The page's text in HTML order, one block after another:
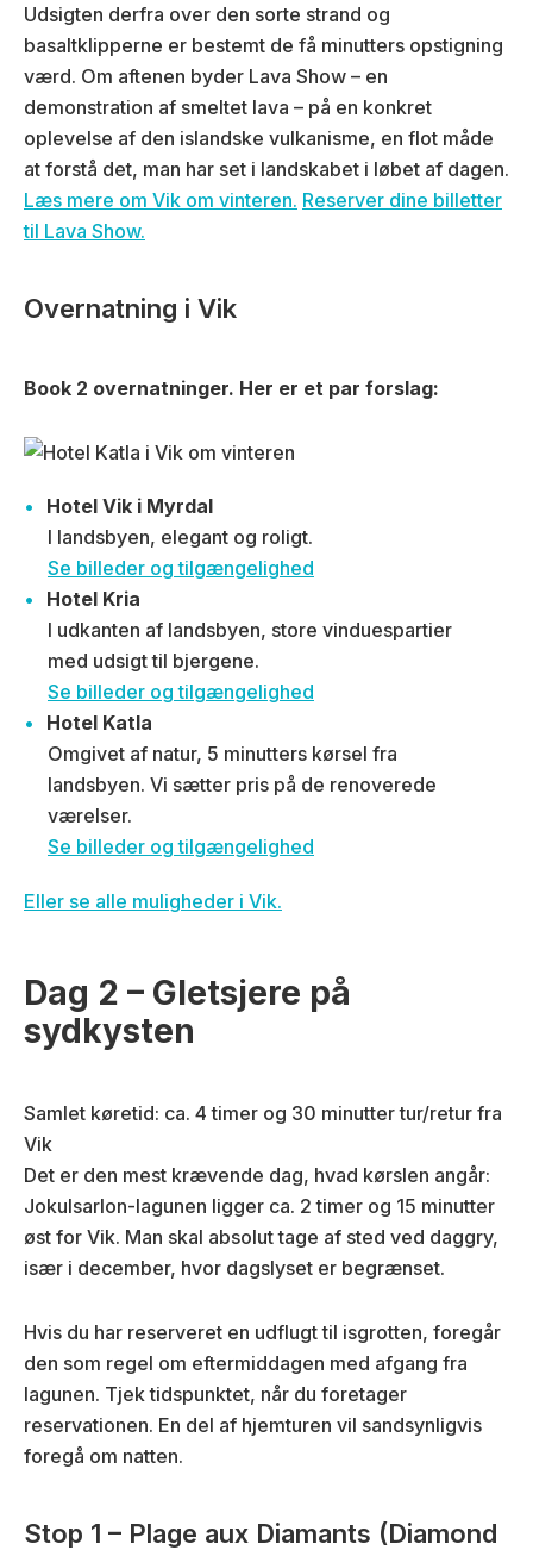
Udsigten derfra over den sorte strand og
basaltklipperne er bestemt de få minutters opstigning
værd. Om aftenen byder Lava Show – en
demonstration af smeltet lava – på en konkret
oplevelse af den islandske vulkanisme, en flot måde
at forstå det, man har set i landskabet i løbet af dagen.
Læs mere om Vik om vinteren. Reserver dine billetter
til Lava Show.
Overnatning i Vik
Book 2 overnatninger. Her er et par forslag:
Hotel Vik i Myrdal
I landsbyen, elegant og roligt.
Se billeder og tilgængelighed
Hotel Kria
I udkanten af landsbyen, store vinduespartier
med udsigt til bjergene.
Se billeder og tilgængelighed
Hotel Katla
Omgivet af natur, 5 minutters kørsel fra
landsbyen. Vi sætter pris på de renoverede
værelser.
Se billeder og tilgængelighed
Eller se alle muligheder i Vik.
Dag 2 – Gletsjere på
sydkysten
Samlet køretid: ca. 4 timer og 30 minutter tur/retur fra
Vik
Det er den mest krævende dag, hvad kørslen angår:
Jokulsarlon-lagunen ligger ca. 2 timer og 15 minutter
øst for Vik. Man skal absolut tage af sted ved daggry,
især i december, hvor dagslyset er begrænset.
Hvis du har reserveret en udflugt til isgrotten, foregår
den som regel om eftermiddagen med afgang fra
lagunen. Tjek tidspunktet, når du foretager
reservationen. En del af hjemturen vil sandsynligvis
foregå om natten.
Stop 1 – Plage aux Diamants (Diamond